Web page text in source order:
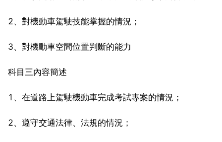
2、對機動車駕駛技能掌握的情況；
3、對機動車空間位置判斷的能力
科目三內容簡述
1、在道路上駕駛機動車完成考試專案的情況；
2、遵守交通法律、法規的情況；